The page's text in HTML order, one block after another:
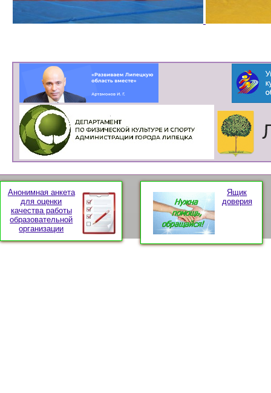
Анонимная анкета
для оценки
качества работы
образовательной
организации
Ящик
доверия